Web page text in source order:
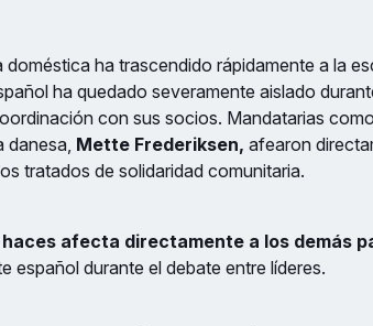
doméstica ha trascendido rápidamente a la
ha quedado severamente aislado
con sus socios. Mandatarias
danesa, Mette Frederiksen, afearon
tratados de solidaridad comunitaria.
haces afecta directamente a los demás
español durante el debate entre líderes.